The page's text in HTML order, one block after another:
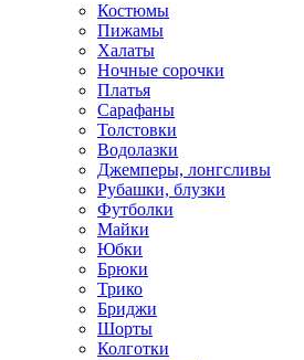
Костюмы
Пижамы
Халаты
Ночные сорочки
Платья
Сарафаны
Толстовки
Водолазки
Джемперы, лонгсливы
Рубашки, блузки
Футболки
Майки
Юбки
Брюки
Трико
Бриджи
Шорты
Колготки